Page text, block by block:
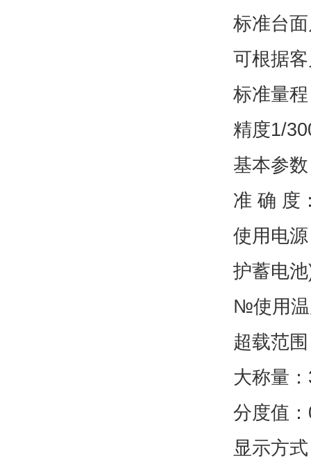
标准台
可根据
标准量
精度1/
基本参
准 确 度
使用电
护蓄电
№使用温
超载范
大称量
分度值
显示方